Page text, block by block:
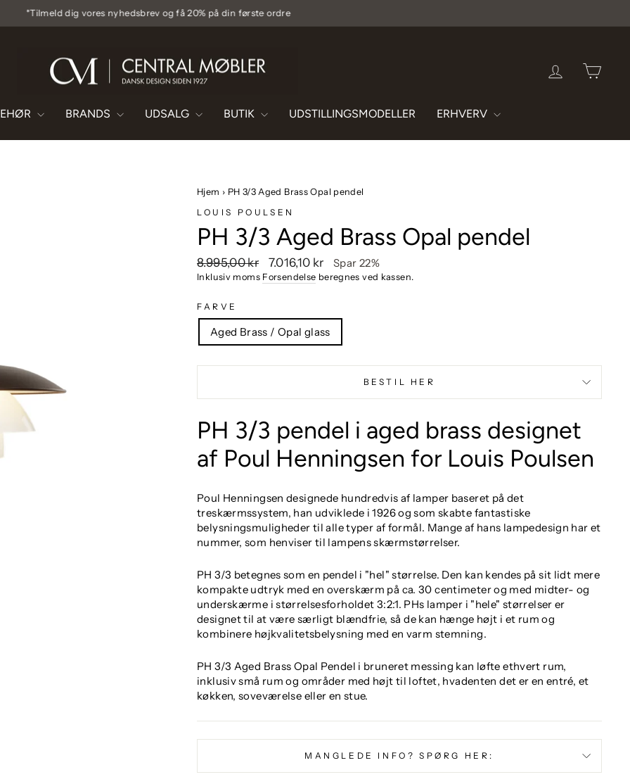
Pause
*Tilmeld dig vores nyhedsbrev og få 20% på din første ordre
LOG IND
BRANDS UDSALG BUTIK UDSTILLINGSMODELLER ERHVERV
Hjem › PH 3/3 Aged Brass Opal pendel
LOUIS POULSEN
PH 3/3 Aged Brass Opal pendel
Vejlendende
pris
8.995,00 kr Udsalgspris
7.016,10 kr Spar 22%
Inklusiv moms Forsendelse beregnes ved kassen.
FARVE
Aged Brass / Opal glass
BESTIL HER
PH 3/3 pendel i aged brass designet
af Poul Henningsen for Louis Poulsen
Poul Henningsen designede hundredvis af lamper baseret på det
treskærmssystem, han udviklede i 1926 og som skabte fantastiske
belysningsmuligheder til alle typer af formål. Mange af hans lampedesign har et
nummer, som henviser til lampens skærmstørrelser.
PH 3/3 betegnes som en pendel i "hel" størrelse. Den kan kendes på sit lidt mere
kompakte udtryk med en overskærm på ca. 30 centimeter og med midter- og
underskærme i størrelsesforholdet 3:2:1. PHs lamper i "hele" størrelser er
designet til at være særligt blændfrie, så de kan hænge højt i et rum og
kombinere højkvalitetsbelysning med en varm stemning.
PH 3/3 Aged Brass Opal Pendel i bruneret messing kan løfte ethvert rum,
inklusiv små rum og områder med højt til loftet, hvadenten det er en entré, et
køkken, soveværelse eller en stue.
MANGLEDE INFO? SPØRG HER: